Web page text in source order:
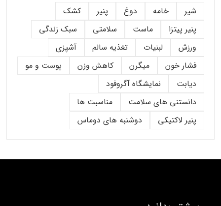
شیر خامه دوغ پنیر
کشک
پنیر پیتزا
ماست سلامتی
سبک زندگی
ورزش
لبنیات تغذیه سالم
آشپزی
فشار خون
میگرن کاهش وزن
پوست و مو
دیابت
نمایشگاه آگروفود
دانستنی های سلامت
مناسبت ها
پنیر لاکتیکی
دوشنبه های دوماس